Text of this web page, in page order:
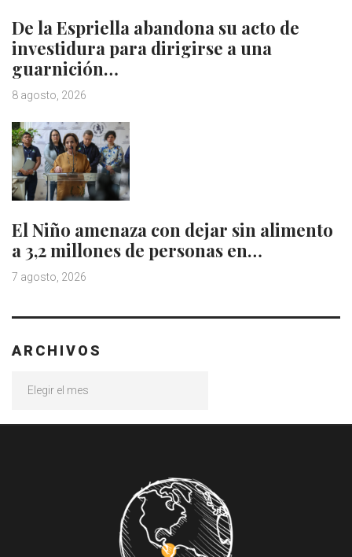
De la Espriella abandona su acto de
investidura para dirigirse a una
guarnición…
8 agosto, 2026
El Niño amenaza con dejar sin alimento
a 3,2 millones de personas en…
7 agosto, 2026
ARCHIVOS